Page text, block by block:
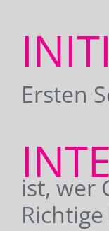
Ersten
ist, wer